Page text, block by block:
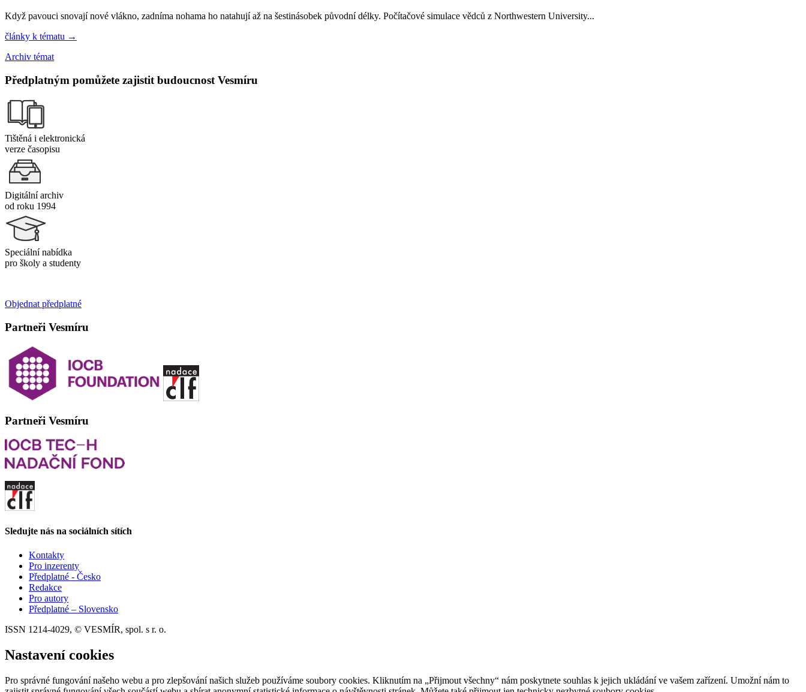
Když pavouci snovají nové vlákno, zadníma nohama ho natahují až na šestinásobek původní délky. Počítačové simulace vědců z Northwestern University...
články k tématu →
Archiv témat
Předplatným pomůžete zajistit budoucnost Vesmíru
Tištěná i elektronická
verze časopisu
Digitální archiv
od roku 1994
Speciální nabídka
pro školy a studenty
Objednat předplatné
Partneři Vesmíru
Partneři Vesmíru
Sledujte nás na sociálních sítích
Kontakty
Pro inzerenty
Předplatné - Česko
Redakce
Pro autory
Předplatné – Slovensko
ISSN 1214-4029, © VESMÍR, spol. s r. o.
Nastavení cookies
Pro správné fungování našeho webu a pro zlepšování našich služeb používáme soubory cookies. Kliknutím na „Přijmout všechny“ nám poskytnete souhlas k jejich ukládání ve vašem zařízení. Umožní nám to